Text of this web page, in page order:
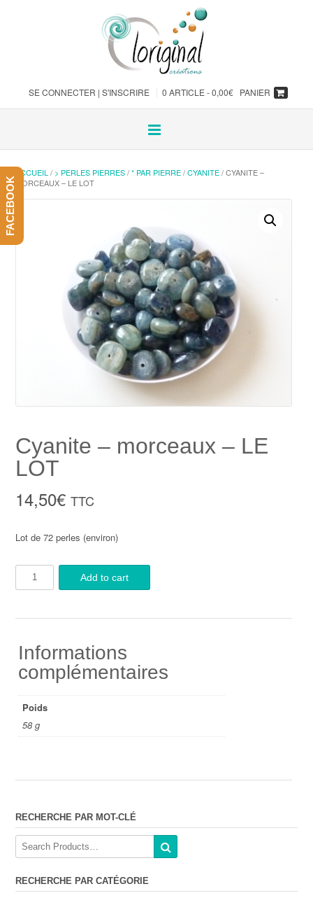
SE CONNECTER | S'INSCRIRE 0 ARTICLE -0,00€ PANIER
ACCUEIL / > PERLES PIERRES/* PAR PIERRE/CYANITE/ CYANITE –
MORCEAUX – LE LOT
Cyanite – morceaux – LE
LOT
14,50€ TTC
Lot de 72 perles (environ)
Add to cart
Informations
complémentaires
Poids
58 g
RECHERCHE PAR MOT-CLÉ
RECHERCHE PAR CATÉGORIE
FACEBOOK